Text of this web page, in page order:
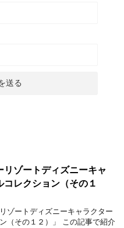
リゾートディズニーキャ
コレクション（その１
ゾートディズニーキャラクター
（その１２）」 この記事で紹介